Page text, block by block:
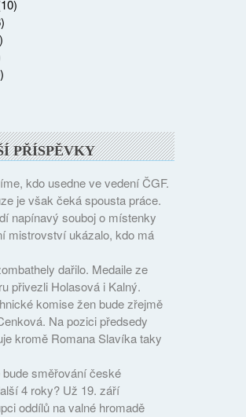
PŘÍSPĚVKY
kdo usedne ve vedení ČGF.
je však čeká spousta práce.
napínavý souboj o místenky
mistrovství ukázalo, kdo má
dařilo. Medaile ze
přivezli Holasová i Kalný.
komise žen bude zřejmě
Na pozici předsedy
kromě Romana Slavíka taky
směřování české
4 roky? Už 19. září
oddílů na valné hromadě